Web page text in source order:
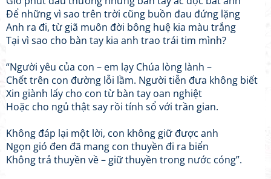
Để những vì sao trên trời cũng buồn đau đứng lặng
Anh ra đi, từ giã muôn đời bông huệ kia màu trắng
Tại vì sao cho bàn tay kia anh trao trái tim mình?
“Người yêu của con – em lạy Chúa lòng lành –
Chết trên con đường lỗi lầm. Người tiễn đưa không biết
Xin giành lấy cho con từ bàn tay oan nghiệt
Hoặc cho ngủ thật say rồi tính sổ với trần gian.
Không đáp lại một lời, con không giữ được anh
Ngọn gió đen đã mang con thuyền đi ra biển
Không trả thuyền về – giữ thuyền trong nước cóng”.